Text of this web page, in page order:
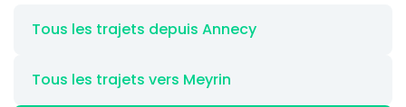
Tous les trajets depuis Annecy
Tous les trajets vers Meyrin